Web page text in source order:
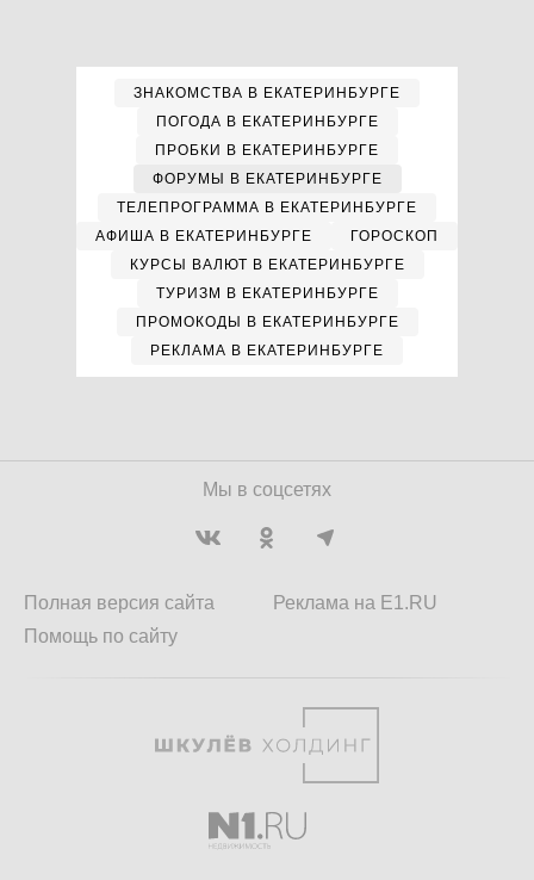
ЗНАКОМСТВА В ЕКАТЕРИНБУРГЕ
ПОГОДА В ЕКАТЕРИНБУРГЕ
ПРОБКИ В ЕКАТЕРИНБУРГЕ
ФОРУМЫ В ЕКАТЕРИНБУРГЕ
ТЕЛЕПРОГРАММА В ЕКАТЕРИНБУРГЕ
АФИША В ЕКАТЕРИНБУРГЕ
ГОРОСКОП
КУРСЫ ВАЛЮТ В ЕКАТЕРИНБУРГЕ
ТУРИЗМ В ЕКАТЕРИНБУРГЕ
ПРОМОКОДЫ В ЕКАТЕРИНБУРГЕ
РЕКЛАМА В ЕКАТЕРИНБУРГЕ
Мы в соцсетях
Полная версия сайта
Помощь по сайту
Реклама на E1.RU